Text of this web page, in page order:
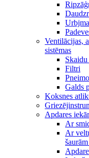
Ventilācijas,
sistēmas
Filtri
Galds
Koksnes
Apdares
Ar
Ar